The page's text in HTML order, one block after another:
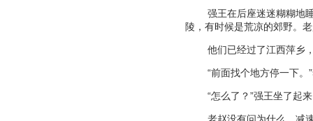
强王在后座迷迷糊糊地
陵，有时候是荒凉的郊野。
他们已经过了江西萍乡
“前面找个地方停一下。 ”
“怎么了？”强王坐了起